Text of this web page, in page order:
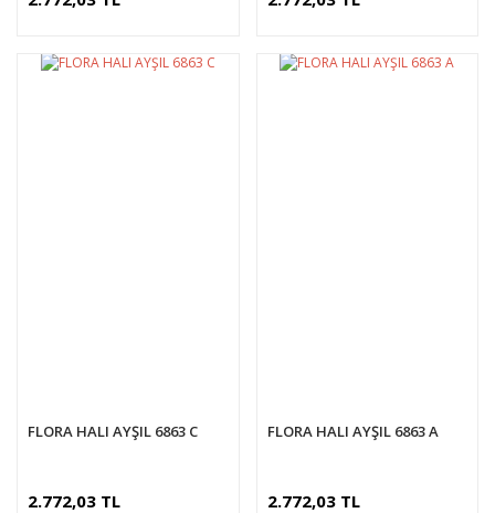
FLORA HALI AYŞIL 6863 C
2.772,03 TL
FLORA HALI AYŞIL 6863 A
2.772,03 TL